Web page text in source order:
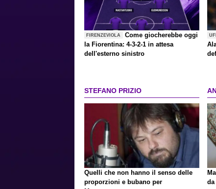
FIRENZEVIOLA
Come giocherebbe oggi
la Fiorentina: 4-3-2-1 in attesa
dell'esterno sinistro
STEFANO PRIZIO
Quelli che non hanno il senso delle
proporzioni e bubano per